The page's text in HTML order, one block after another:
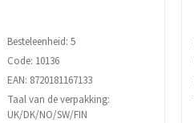
Besteleenheid: 5
Code: 10136
EAN: 8720181167133
Taal van de verpakking:
UK/DK/NO/SW/FIN